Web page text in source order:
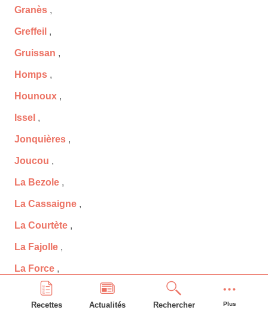
Recettes Actualités Rechercher Plus
Granès ,
Greffeil ,
Gruissan ,
Homps ,
Hounoux ,
Issel ,
Jonquières ,
Joucou ,
La Bezole ,
La Cassaigne ,
La Courtète ,
La Fajolle ,
La Force ,
La Louvière-Lauragais